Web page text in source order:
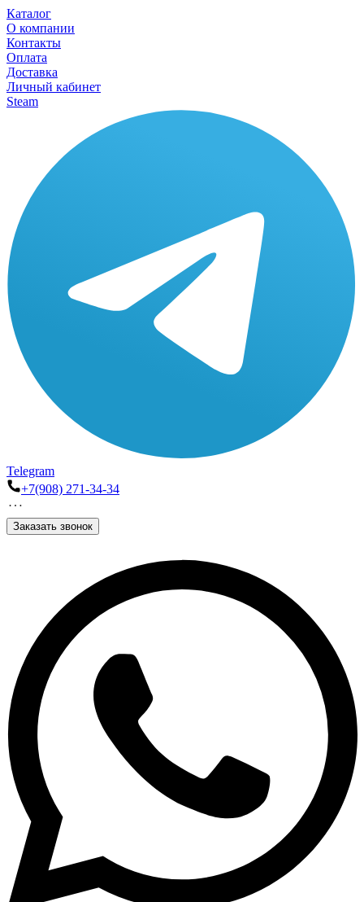
Каталог
О компании
Контакты
Оплата
Доставка
Личный кабинет
Steam
Telegram
+7(908) 271-34-34
Заказать звонок